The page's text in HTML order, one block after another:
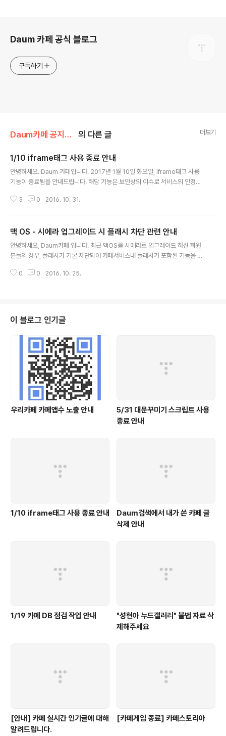
Daum 카페 공식 블로그
구독하기
Daum카페 공지사항/서비스 안내 의 다른 글 더보기
1/10 iframe태그 사용 종료 안내
안녕하세요. Daum 카페입니다. 2017년 1월 10일 화요일, iframe태그 사용
기능이 종료됨을 안내드립니다. 해당 기능은 보안상의 이슈로 서비스의 안정적
제공하기 위해 ifame으로 자주 쓰시는 특정 도메인(유튜브, ..
3 0 2016. 10. 31.
맥 OS - 시에라 업그레이드 시 플래시 차단 관련 안내
안녕하세요, Daum카페 입니다. 최근 맥OS를 시에라로 업그레이드 하신 회원
분들의 경우, 플래시가 기본 차단되어 카페서비스내 플래시가 포함된 기능을 이
부탁 드립니다. ■ 현상 - 맥 OS를 시에라로 업그레이..
0 0 2016. 10. 25.
이 블로그 인기글
우리카페 카페앱수 노출 안내
5/31 대문꾸미기 스크립트 사용
종료 안내
1/10 iframe태그 사용 종료 안내
Daum검색에서 내가 쓴 카페 글
삭제 안내
1/19 카페 DB 점검 작업 안내
"성현아 누드갤러리" 불법 자료 삭
제해주세요
[안내] 카페 실시간 인기글에 대해
알려드립니다.
[카페게임 종료] 카페스토리아